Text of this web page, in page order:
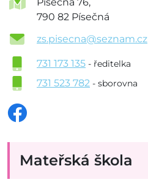
Písečná 76,
790 82 Písečná
zs.pisecna@seznam.cz
731 173 135 - ředitelka
731 523 782 - sborovna
Mateřská škola